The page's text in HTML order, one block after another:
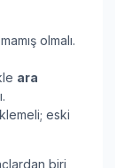
olmalı.
ara
eski
biri